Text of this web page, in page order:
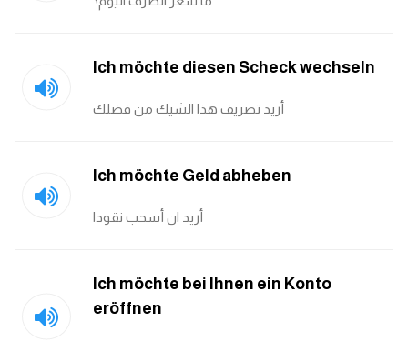
كلمات بحرف l
Ich möchte diesen Scheck wechseln
أريد تصريف هذا الشيك من فضلك
Ich möchte Geld abheben
أريد ان أسحب نقودا
Ich möchte bei Ihnen ein Konto
eröffnen